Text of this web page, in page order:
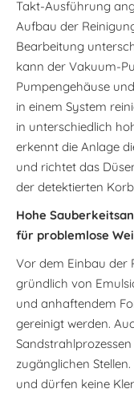
Takt-Ausführung
Aufbau der
Bearbeitung
kann der Vakuum-
Pumpengehäuse
in einem System
in unterschiedlich
erkennt die Anlage
und richtet das
der detektierten
Hohe
für problemlose
Vor dem Einbau der
gründlich von
und anhaftendem
gereinigt werden.
zugänglichen
und dürfen keine